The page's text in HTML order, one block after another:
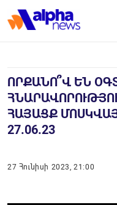
ՈՐՔԱՆՈ՞Վ ԵՆ
ՀԱՅԱՑՔ
27.06.23
27 Հունիսի 2023, 21:00